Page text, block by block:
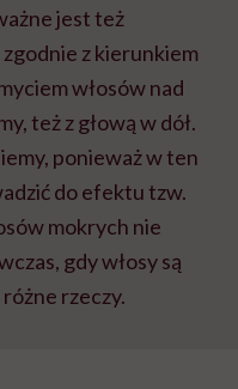
jest też
z kierunkiem
włosów nad
też z głową w dół.
ponieważ w ten
do efektu tzw.
mokrych nie
gdy włosy są
rzeczy.